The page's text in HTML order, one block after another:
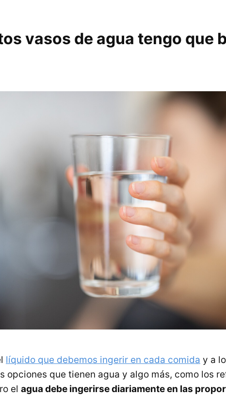
vasos de agua tengo que
líquido que debemos ingerir en cada comida y a
opciones que tienen agua y algo más, como los
el agua debe ingerirse diariamente en las